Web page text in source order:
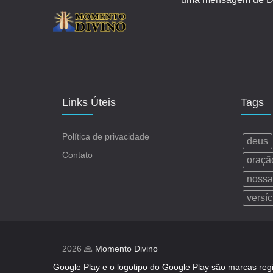
Links Úteis
Política de privacidade
Contato
Tags
deus
2026 🙏 Momento Divino
Google Play e o logotipo do Google Play são marcas